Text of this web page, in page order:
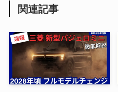
関連記事